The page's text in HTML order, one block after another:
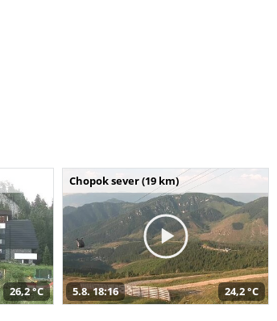
26,2 °C
Chopok sever (19 km)
5.8. 18:16 24,2 °C